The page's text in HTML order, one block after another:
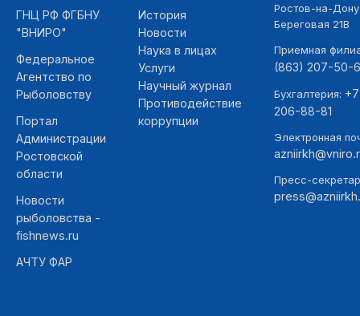
ГНЦ РФ ФГБНУ
"ВНИРО"
Федеральное
Агентство по
Рыболовству
Портал
Администрации
Ростовской
области
Новости
рыболовства -
fishnews.ru
АЧТУ ФАР
История
Новости
Наука в лицах
Услуги
Научный журнал
Противодействие
коррупции
Ростов-на-
Береговая 21В
Приемная
(863) 207-50-
Бухгалтерия:
206-88-81
Электронная
Пресс-